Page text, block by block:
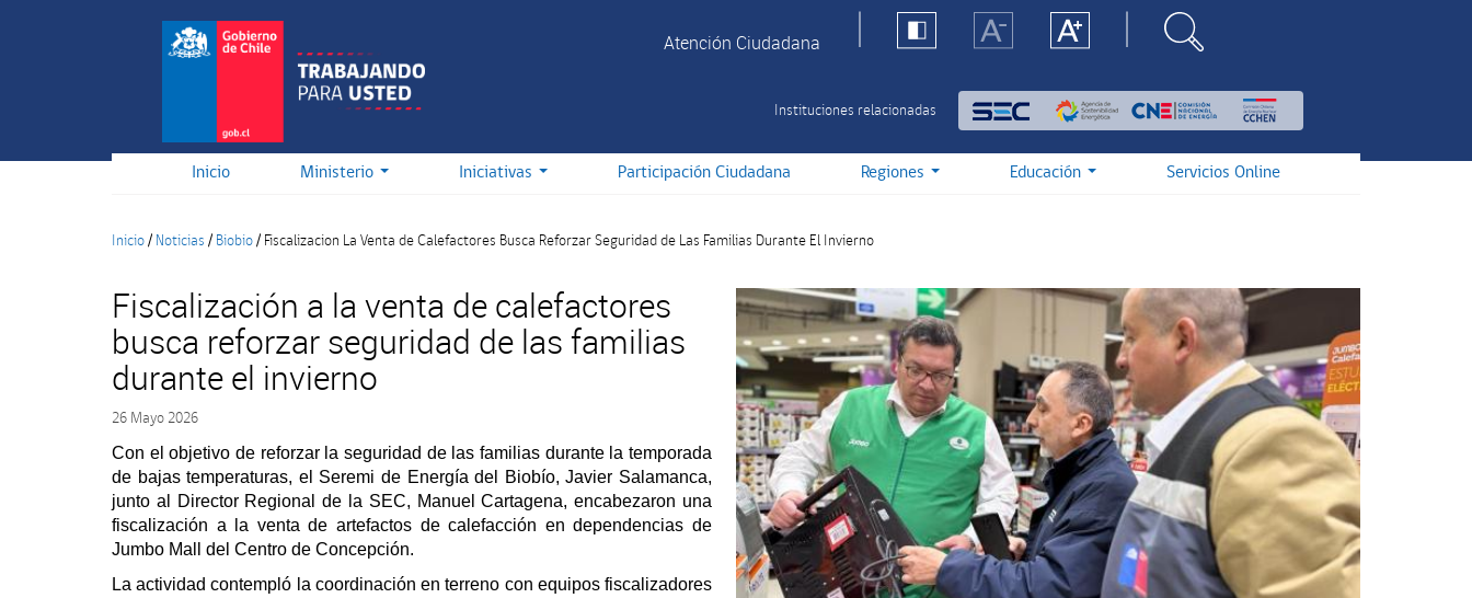
Atención Ciudadana
Instituciones relacionadas
Inicio Ministerio Iniciativas Participación Ciudadana Regiones Educación Servicios Online
Inicio/ Noticias / Biobio/ Fiscalizacion La Venta de Calefactores Busca Reforzar Seguridad de Las Familias Durante El Invierno
Fiscalización a la venta de calefactores
busca reforzar seguridad de las familias
durante el invierno
26 Mayo 2026
Con el objetivo de reforzar la seguridad de las familias durante la temporada
de bajas temperaturas, el Seremi de Energía del Biobío, Javier Salamanca,
junto al Director Regional de la SEC, Manuel Cartagena, encabezaron una
fiscalización a la venta de artefactos de calefacción en dependencias de
Jumbo Mall del Centro de Concepción.
La actividad contempló la coordinación en terreno con equipos fiscalizadores